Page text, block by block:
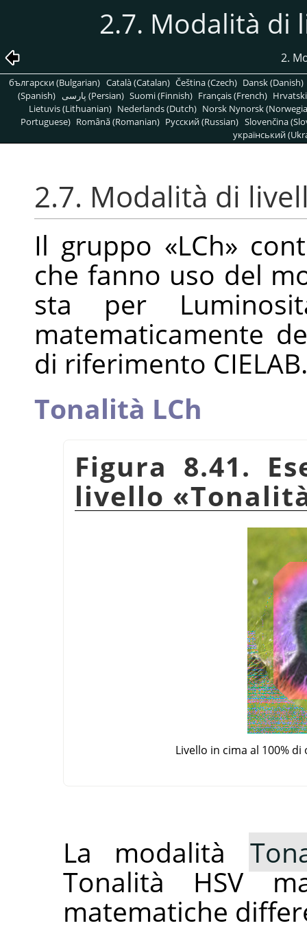
2.7. Modalità di
2.
български (Bulgarian) Català (Catalan) Čeština (Czech) Dansk (Danish)
(Spanish)
پارسی (Persian) Suomi (Finnish) Français (French)
Lietuvis (Lithuanian) Nederlands (Dutch) Norsk Nynorsk
Portuguese) Română (Romanian) Pусский (Russian) Slovenčina
український
2.7. Modalità di
Il gruppo «LCh»
che fanno uso del
sta per
matematicamente
di riferimento
Tonalità LCh
Figura 8.41.
livello «
Livello in cima al 100%
La modalità
Tonalità HSV
matematiche